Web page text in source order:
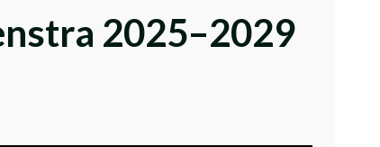
2025–2029